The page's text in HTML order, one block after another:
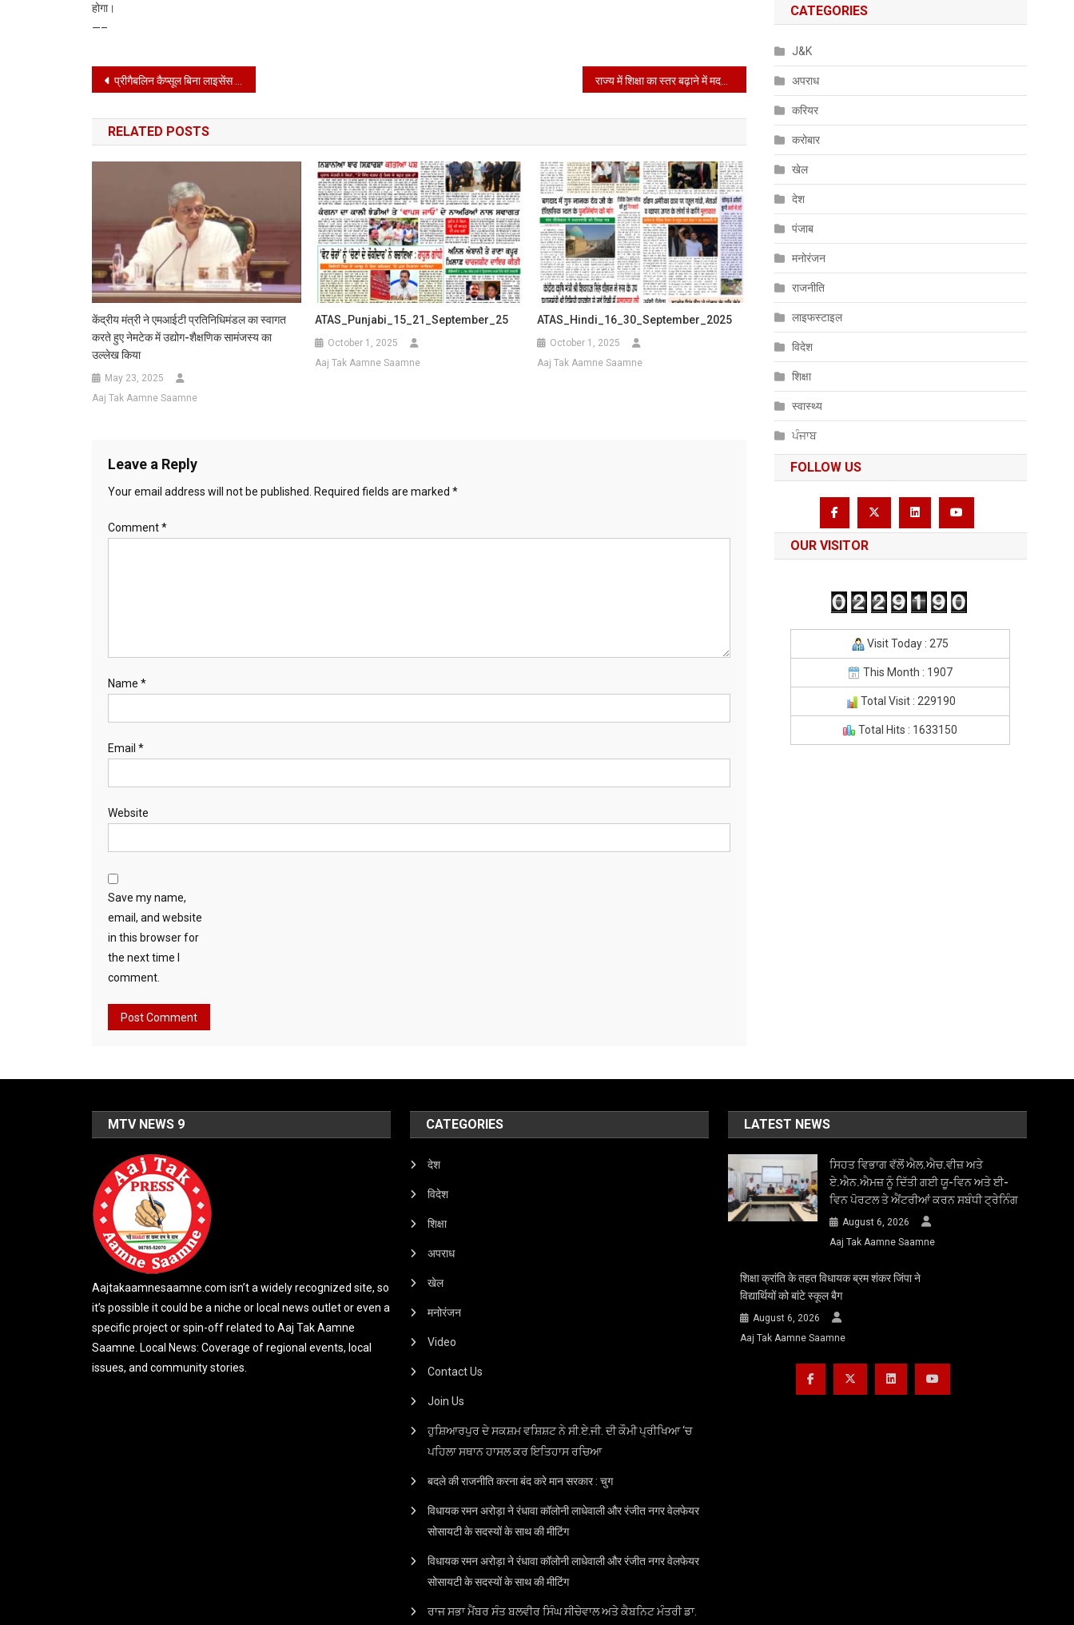
होगा।
—–
Post
navigation
प्रीगैबलिन कैप्सूल बिना लाइसेंस अनुमेय मात्रा से अधिक रखने/ बेचने ,बिना बिल व रिकार्ड के खरीदने/बेचने पर रोक
RELATED POSTS
केंद्रीय मंत्री ने एमआईटी प्रतिनिधिमंडल का स्वागत
करते हुए नेमटेक में उद्योग-शैक्षणिक सामंजस्य का
उल्लेख किया
May 23, 2025
Aaj Tak Aamne Saamne
ATAS_Punjabi_15_21_September_25
October 1, 2025
Aaj Tak Aamne Saamne
ATAS_Hindi_16_30_September_2025
October 1, 2025
Aaj Tak Aamne Saamne
Leave a Reply
Your email address will not be published. Required fields are marked *
Comment*
Name *
Email *
Website
Save my name,
email, and website
in this browser for
the next time I
comment.
CATEGORIES
J&K
अपराध
करियर
करोबार
खेल
देश
पंजाब
मनोरंजन
राजनीति
लाइफस्टाइल
विदेश
शिक्षा
स्वास्थ्य
ਪੰਜਾਬ
FOLLOW US
OUR VISITOR
Visit Today : 275
This Month : 1907
Total Visit : 229190
Total Hits : 1633150
MTV NEWS 9
Aajtakaamnesaamne.com isn’t a widely recognized site, so
it’s possible it could be a niche or local news outlet or even a
specific project or spin-off related to Aaj Tak Aamne
Saamne. Local News: Coverage of regional events, local
issues, and community stories.
CATEGORIES
देश
विदेश
शिक्षा
अपराध
खेल
मनोरंजन
Video
Contact Us
Join Us
ਹੁਸ਼ਿਆਰਪੁਰ ਦੇ ਸਕਸ਼ਮ ਵਸ਼ਿਸ਼ਟ ਨੇ ਸੀ.ਏ.ਜੀ. ਦੀ ਕੌਮੀ ਪ੍ਰੀਖਿਆ ‘ਚ
ਪਹਿਲਾ ਸਥਾਨ ਹਾਸਲ ਕਰ ਇਤਿਹਾਸ ਰਚਿਆ
बदले की राजनीति करना बंद करे मान सरकार : चुग
विधायक रमन अरोड़ा ने रंधावा कॉलोनी लाधेवाली और रंजीत नगर वेलफेयर
सोसायटी के सदस्यों के साथ की मीटिंग
विधायक रमन अरोड़ा ने रंधावा कॉलोनी लाधेवाली और रंजीत नगर वेलफेयर
सोसायटी के सदस्यों के साथ की मीटिंग
ਰਾਜ ਸਭਾ ਮੈਂਬਰ ਸੰਤ ਬਲਵੀਰ ਸਿੰਘ ਸੀਚੇਵਾਲ ਅਤੇ ਕੈਬਨਿਟ ਮੰਤਰੀ ਡਾ.
LATEST NEWS
ਸਿਹਤ ਵਿਭਾਗ ਵੱਲੋਂ ਐਲ.ਐਚ.ਵੀਜ਼ ਅਤੇ
ਏ.ਐਨ.ਐਮਜ਼ ਨੂੰ ਦਿੱਤੀ ਗਈ ਯੂ-ਵਿਨ ਅਤੇ ਈ-
ਵਿਨ ਪੋਰਟਲ ਤੇ ਐਂਟਰੀਆਂ ਕਰਨ ਸਬੰਧੀ ਟ੍ਰੇਨਿੰਗ
August 6, 2026
Aaj Tak Aamne Saamne
शिक्षा क्रांति के तहत विधायक ब्रम शंकर जिंपा ने
विद्यार्थियों को बांटे स्कूल बैग
August 6, 2026
Aaj Tak Aamne Saamne